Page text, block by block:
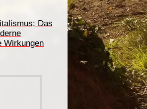
Das
Wirkungen